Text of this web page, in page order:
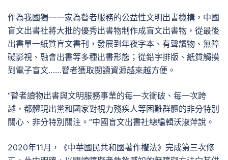
作為我國獨一一家為瞽者服務的公益性文明出書機構，中國
盲文出書社將大批的優秀出書物制作成盲文出書物，從最後
出書單一紙質盲文書刊，發展到年夜字本、有聲讀物、無障
礙影視、融會出書等多種出書形態；從鉛字排版、紙質觸摸
到電子盲文……瞽者獲取閱讀資源越來越方便。
“瞽者讀物出書與文明服務事業的每一次衝破、每一次跨
越，都體現出黨和國家對視力殘疾人等困難群體的非分特別
關心、非分特別關注。”中國盲文出書社總編輯沃淑萍說。
2020年11月，《中華國民共和國著作權法》完成第三次修